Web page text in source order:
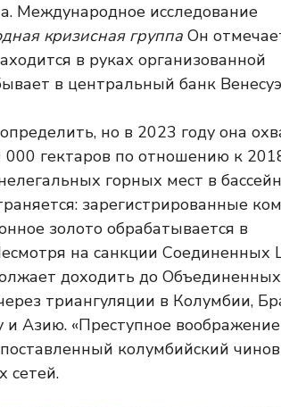
Международное исследование
кризисная группа Он
в руках организованной
в центральный банк
но в 2023 году она
гектаров по отношению к
горных мест в
зарегистрированные
золото обрабатывается в
на санкции Соединенных
доходить до Объединенных
триангуляции в Колумбии,
и Азию. «Преступное
колумбийский
сетей.